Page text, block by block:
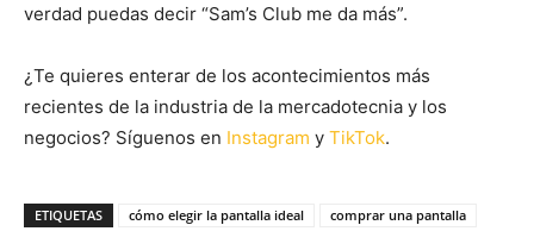
verdad puedas decir “Sam’s Club me da más”.
¿Te quieres enterar de los acontecimientos más
recientes de la industria de la mercadotecnia y los
negocios? Síguenos en Instagram y TikTok.
ETIQUETAS cómo elegir la pantalla ideal comprar una pantalla